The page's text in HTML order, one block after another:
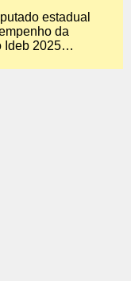
estadual
da
Ideb 2025…